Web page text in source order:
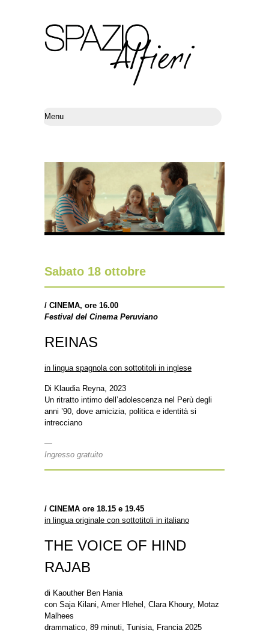
Sabato 18 ottobre
/ CINEMA, ore 16.00
Festival del Cinema Peruviano
REINAS
in lingua spagnola con sottotitoli in inglese
Di Klaudia Reyna, 2023
Un ritratto intimo dell’adolescenza nel Perù degli
anni ’90, dove amicizia, politica e identità si
intrecciano
—
Ingresso gratuito
/ CINEMA ore 18.15 e 19.45
in lingua originale con sottotitoli in italiano
THE VOICE OF HIND
RAJAB
di Kaouther Ben Hania
con Saja Kilani, Amer Hlehel, Clara Khoury, Motaz
Malhees
drammatico, 89 minuti, Tunisia, Francia 2025